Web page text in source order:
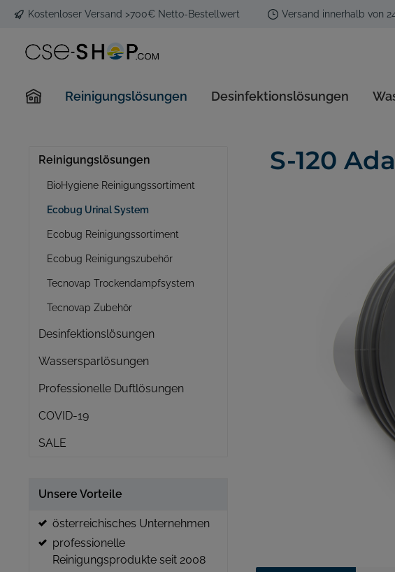
Kostenloser Versand >700€ Netto-Bestellwert Versand innerhalb von
Reinigungslösungen Desinfektionslösungen
Sanitär & Waschraum
Küche & Geschirr
Haut-/Handpflege
Allgemein
Spezial
Tecnovap Trockendampfsystem
Reinigungslösungen
BioHygiene Reinigungssortiment
Ecobug Urinal System
Ecobug Reinigungssortiment
Ecobug Reinigungszubehör
Tecnovap Trockendampfsystem
Tecnovap Zubehör
Desinfektionslösungen
Wassersparlösungen
Professionelle Duftlösungen
COVID-19
SALE
Unsere Vorteile
österreichisches Unternehmen
professionelle
Reinigungsprodukte seit 2008
S-120